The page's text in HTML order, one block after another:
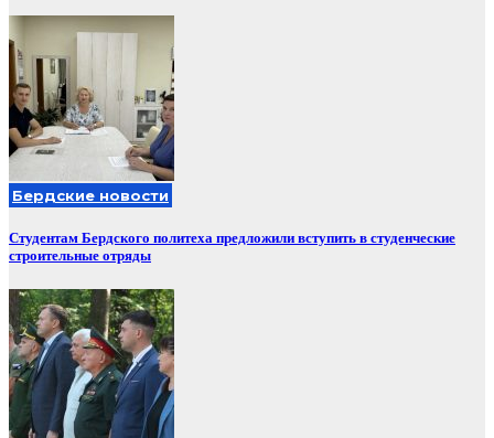
Бердские новости
Студентам Бердского политеха предложили вступить в студенческие
строительные отряды